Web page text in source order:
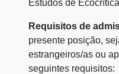
Estudos de
Requisitos de
presente posição,
estrangeiros/as ou
seguintes requisitos: